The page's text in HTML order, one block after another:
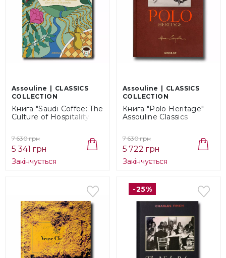
Assouline
CLASSICS
COLLECTION
Книга "Saudi Coffee: The
Culture of Hospitality"
(9781649801722)
7 630 грн
5 341 грн
Закінчується
Assouline
CLASSICS
COLLECTION
Книга "Polo Heritage"
Assouline Classics
7 630 грн
5 722 грн
Закінчується
-25%